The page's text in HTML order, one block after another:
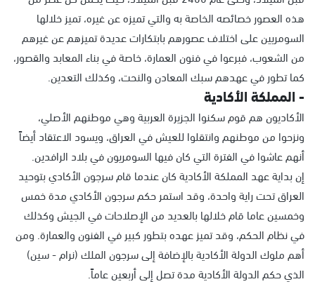
هذه العصور خصائصه الخاصة به والتي تميزه عن غيره، تميز خلالها
السومريين على اختلاف عصورهم بابتكارات عديدة تميزهم عن غيرهم
من الشعوب، فبرعوا في فنون العمارة، خاصة في بناء المعابد والقصور،
كما تطور في عهدهم سبك المعادن والنحت، وكذلك التعدين.
- المملكة الأكادية
الأكاديون هم قوم سكنوا الجزيرة العربية وهي موطنهم الأصلي،
ونزحوا من موطنهم وانتقلوا للعيش في العراق، ويسود الاعتقاد أيضاً
أنهم عاشوا في الفترة التي كان فيها السومريون في بلاد الرافدين.
إن بداية عهد المملكة الأكادية كان عندما قام سرجون الأكادي بتوحيد
العراق تحت راية واحدة، وقد استمر حكم سرجون الأكادي مدة خمس
وخمسين عاما قام خلالها بالعديد من الإصلاحات في الجيش وكذلك
في نظام الحكم، وقد تميز عهده بتطور كبير في الفنون والعمارة. ومن
أهم ملوك الدولة الأكادية بالإضافة إلى سرجون الملك (نرام - سين)
الذي حكم الدولة الأكادية مدة تصل إلى أربعين عاماً.